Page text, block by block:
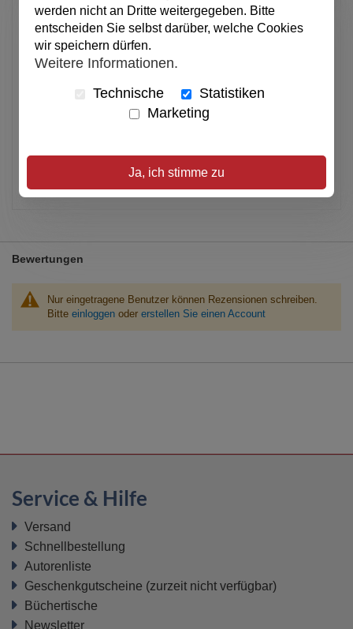
Anzahl
In den Warenkorb
Alle Preise inkl. MwSt.
Bewertungen
Nur eingetragene Benutzer können Rezensionen schreiben.
Bitte einloggen oder erstellen Sie einen Account
werden nicht an Dritte weitergegeben. Bitte
entscheiden Sie selbst darüber, welche Cookies
wir speichern dürfen.
Weitere Informationen.
Technische
Statistiken
Marketing
Ja, ich stimme zu
Service & Hilfe
Versand
Schnellbestellung
Autorenliste
Geschenkgutscheine (zurzeit nicht verfügbar)
Büchertische
Newsletter